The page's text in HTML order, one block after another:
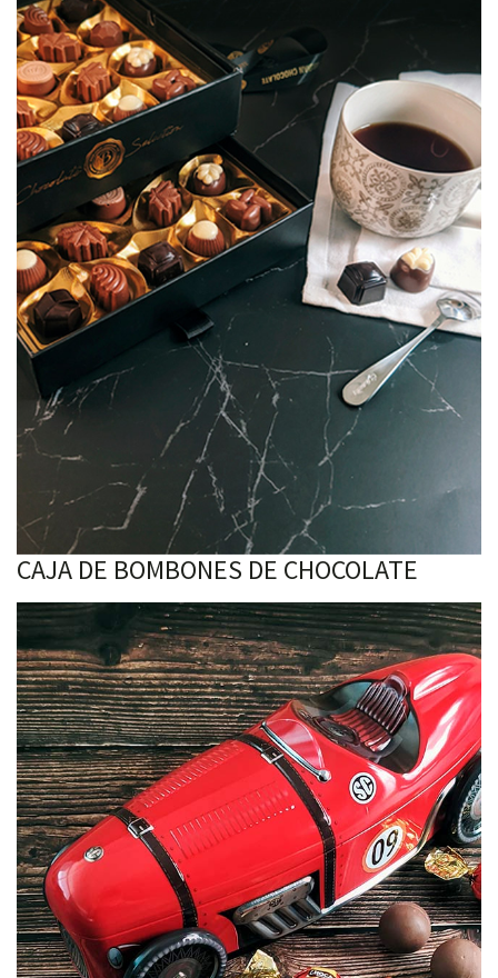
CAJA DE BOMBONES DE CHOCOLATE